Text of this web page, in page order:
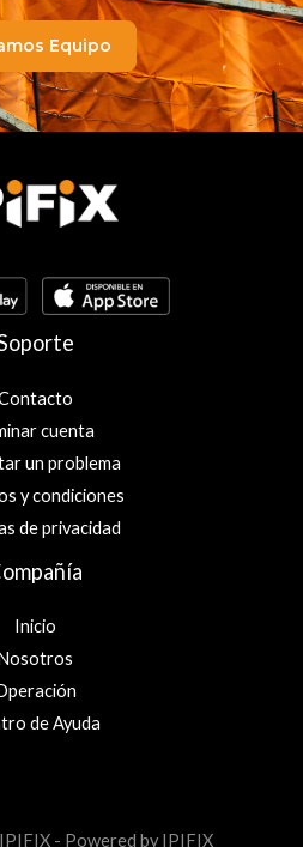
Equipo
cuenta
un problema
y condiciones
de privacidad
Inicio
de Ayuda
- Powered by IPIFIX